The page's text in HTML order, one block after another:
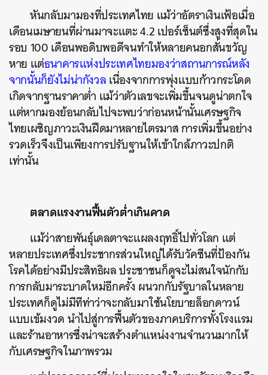
หันกลับมามองที่ประเทศไทย แม้ว่าอัตราเงินเฟ้อเมื่อ
เดือนเมษายนที่ผ่านมาจะแตะ 4.2 เปอร์เซ็นต์ซึ่งสูงที่สุดใน
รอบ 100 เดือนพอดิบพอดีจนทำให้หลายคนอกสั่นขวัญ
หาย แต่ธนาคารแห่งประเทศไทยมองว่าสถานการณ์หลัง
จากนั้นก็ยังไม่น่ากังวลเนื่องจากการพุ่งแบบก้าวกระโดด
เกิดจากฐานราคาต่ำ แม้ว่าตัวเลขจะเพิ่มขึ้นจนดูน่าตกใจ
แต่หากมองย้อนกลับไปจะพบว่าก่อนหน้านั้นเศรษฐกิจ
ไทยเผชิญภาวะเงินฝืดมาหลายไตรมาส การเพิ่มขึ้นอย่าง
รวดเร็วจึงเป็นเพียงการปรับฐานให้เข้าใกล้ภาวะปกติ
เท่านั้น
ตลาดแรงงานฟื้นตัวต่ำเกินคาด
แม้ว่าสายพันธุ์เดลตาจะแผลงฤทธิ์ไปทั่วโลก แต่
หลายประเทศซึ่งประชากรส่วนใหญ่ได้รับวัคซีนที่ป้องกัน
โรคได้อย่างมีประสิทธิผล ประชาชนก็ดูจะไม่สนใจนักกับ
การกลับมาระบาดใหม่อีกครั้ง ผนวกกับรัฐบาลในหลาย
ประเทศก็ดูไม่มีทีท่าว่าจะกลับมาใช้นโยบายล็อกดาวน์
แบบเข้มงวด นำไปสู่การฟื้นตัวของภาคบริการทั้งโรงแรม
และร้านอาหารซึ่งน่าจะสร้างตำแหน่งงานจำนวนมากให้
กับเศรษฐกิจในภาพรวม